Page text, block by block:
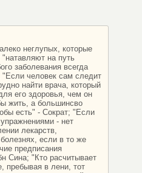
неглупых, которые
на путь
заболевания всегда
человек сам следит
найти врача, который
его здоровья, чем он
жить, а большинсво
есть" - Сократ; "Если
- нет
лекарств,
если в то же
предписания
Сина; "Кто расчитывает
пребывая в лени, тот